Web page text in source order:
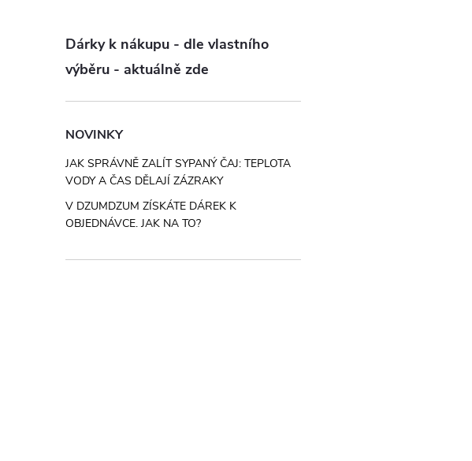
Dárky k nákupu - dle vlastního
výběru - aktuálně zde
NOVINKY
JAK SPRÁVNĚ ZALÍT SYPANÝ ČAJ: TEPLOTA
VODY A ČAS DĚLAJÍ ZÁZRAKY
V DZUMDZUM ZÍSKÁTE DÁREK K
OBJEDNÁVCE. JAK NA TO?